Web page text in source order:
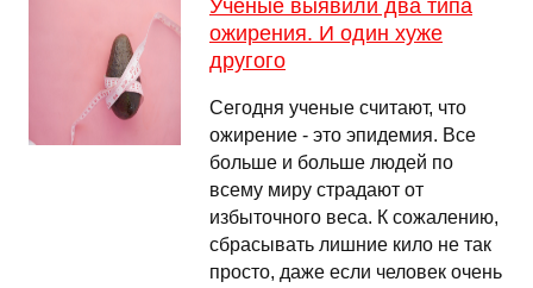
Ученые выявили два типа
ожирения. И один хуже
другого
Сегодня ученые считают, что
ожирение - это эпидемия. Все
больше и больше людей по
всему миру страдают от
избыточного веса. К сожалению,
сбрасывать лишние кило не так
просто, даже если человек очень